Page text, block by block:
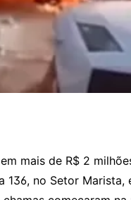
mais de R$ 2
136, no Setor